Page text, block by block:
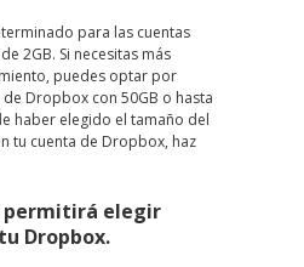
para las cuentas
2GB. Si necesitas más
puedes optar por
Dropbox con 50GB o hasta
haber elegido el tamaño del
tu cuenta de Dropbox, haz
permitirá elegir
Dropbox.